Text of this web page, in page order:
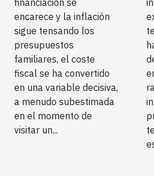
financiación se
encarece y la inflación
sigue tensando los
presupuestos
familiares, el coste
fiscal se ha convertido
en una variable decisiva,
a menudo subestimada
en el momento de
visitar un...